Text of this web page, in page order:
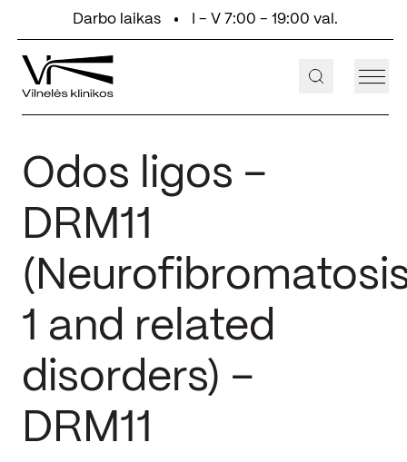
Eiti prie turinioDarbo laikas I - V 7:00 - 19:00 val.
+370 647 55 000
Odos ligos –
DRM11
1 and related
disorders) –
DRM11